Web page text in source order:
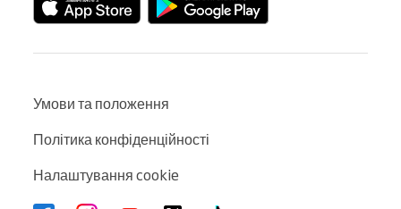
Умови та положення
Політика конфіденційності
Налаштування cookie